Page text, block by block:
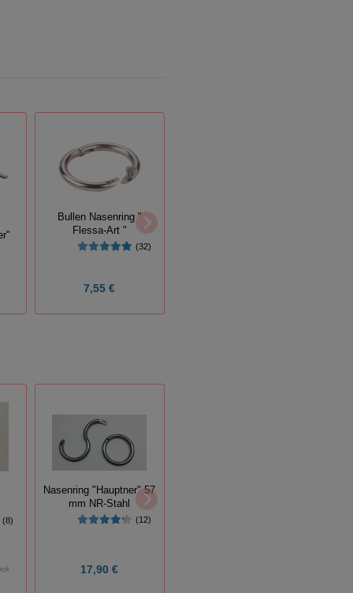
Bullen Nasenring "
Flessa-Art "
(32)
7,55 €
(8)
Nasenring "Hauptner" 57
mm NR-Stahl
(12)
17,90 €